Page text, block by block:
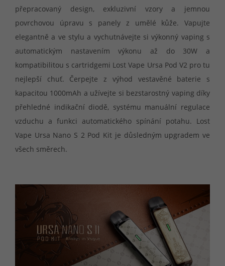
přepracovaný design, exkluzivní vzory a jemnou
povrchovou úpravu s panely z umělé kůže. Vapujte
elegantně a ve stylu a vychutnávejte si výkonný vaping s
automatickým nastavením výkonu až do 30W a
kompatibilitou s cartridgemi Lost Vape Ursa Pod V2 pro tu
nejlepší chuť. Čerpejte z výhod vestavěné baterie s
kapacitou 1000mAh a užívejte si bezstarostný vaping díky
přehledné indikační diodě, systému manuální regulace
vzduchu a funkci automatického spínání potahu. Lost
Vape Ursa Nano S 2 Pod Kit je důsledným upgradem ve
všech směrech.